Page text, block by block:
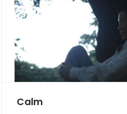
Calm